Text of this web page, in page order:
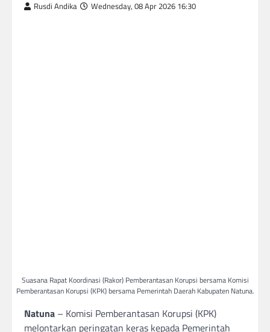
Rusdi Andika Wednesday, 08 Apr 2026 16:30
Suasana Rapat Koordinasi (Rakor) Pemberantasan Korupsi bersama Komisi
Pemberantasan Korupsi (KPK) bersama Pemerintah Daerah Kabupaten Natuna.
Natuna – Komisi Pemberantasan Korupsi (KPK)
melontarkan peringatan keras kepada Pemerintah